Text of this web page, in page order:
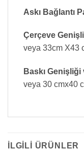
Askı Bağlantı
Çerçeve
veya 33cm X43
Baskı
veya 30 cmx40
İLGILI ÜRÜNLER